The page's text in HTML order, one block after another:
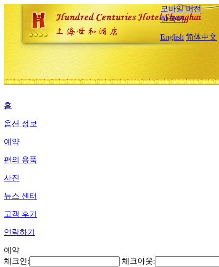
모바일 버전
한국어
English 简体中文
홈
옵션 정보
예약
편의 용품
사진
뉴스 센터
고객 후기
연락하기
예약
체크인:
체크아웃: